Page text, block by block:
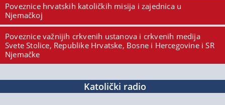
Poveznice hrvatskih katoličkih misija i zajednica u
Njemačkoj
Poveznice važnijih crkvenih ustanova i crkvenih medija
Svete Stolice, Republike Hrvatske, Bosne i Hercegovine i SR
Njemačke
Katolički radio